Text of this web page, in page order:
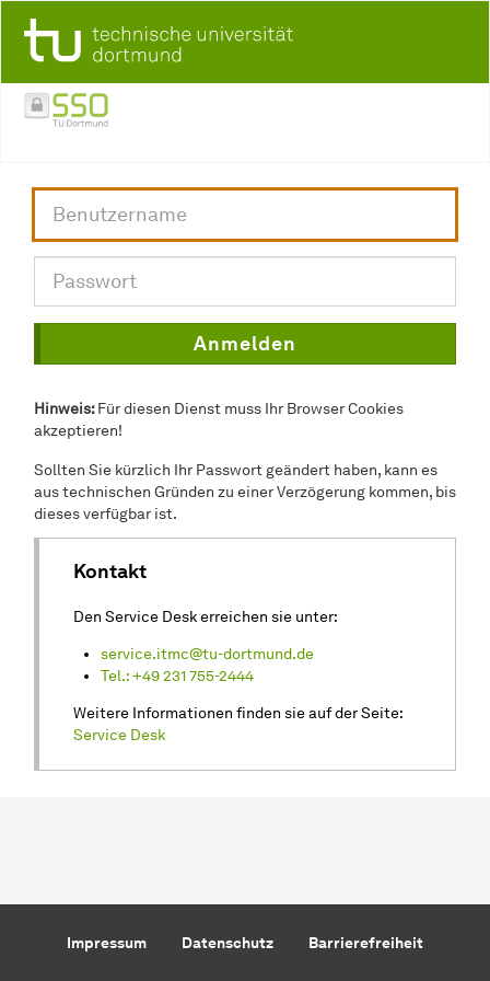
Hinweis:Für diesen Dienst muss Ihr Browser Cookies
akzeptieren!
Sollten Sie kürzlich Ihr Passwort geändert haben, kann es
aus technischen Gründen zu einer Verzögerung kommen, bis
dieses verfügbar ist.
Kontakt
Den Service Desk erreichen sie unter:
service.itmc@tu-dortmund.de
Tel.: +49 231 755-2444
Weitere Informationen finden sie auf der Seite:
Service Desk
Impressum Datenschutz Barrierefreiheit